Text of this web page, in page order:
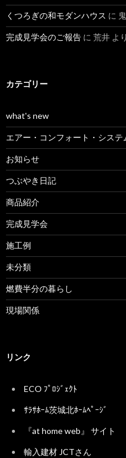
くつろぎの和モダンハウス に
完成見学会のご報告 に 荒井 より
カテゴリー
what's new
エアー・コンフォート・システ
お知らせ
つぶやき日記
商品紹介
完成見学会
施工例
未分類
燃費半分の暮らし
現場関係
リンク
ECO ﾌﾟﾛｼﾞｪｸﾄ
ｻﾗｻﾎｰﾑ茨城北ﾎｰﾑﾍﾟｰｼﾞ
『at home web』 サイト
輸入建材 JCTさん